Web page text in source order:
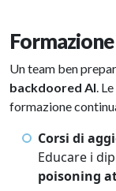
Un team ben
backdoored AI.
formazione
Corsi di
Educare i
poisoning